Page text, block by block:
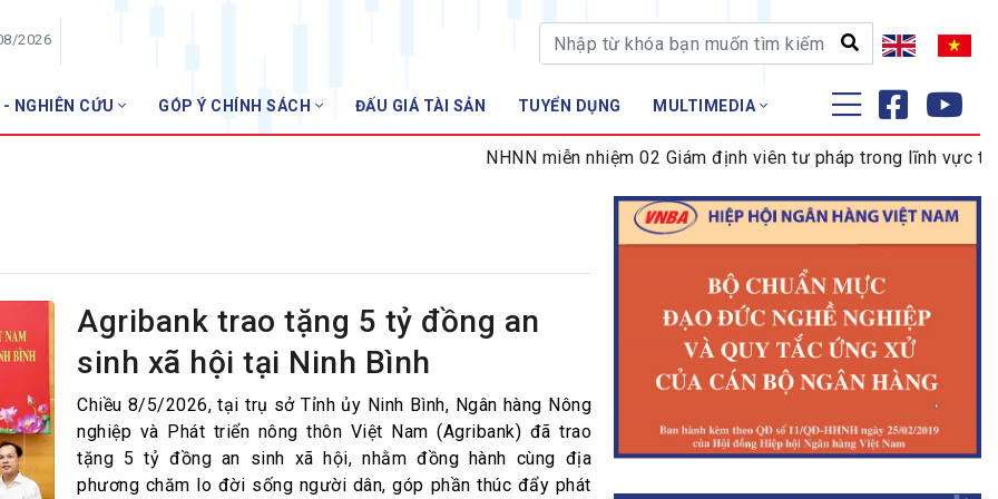
2026
NGHIÊN CỨU GÓP Ý CHÍNH SÁCH ĐẤU GIÁ TÀI SẢN TUYỂN DỤNG MULTIMEDIA
hàng
Tập huấn
NHNN miễn nhiệm 02 Giám định viên tư pháp trong lĩnh vực tiền
Agribank trao tặng 5 tỷ đồng an
sinh xã hội tại Ninh Bình
Chiều 8/5/2026, tại trụ sở Tỉnh ủy Ninh Bình, Ngân hàng Nông
nghiệp và Phát triển nông thôn Việt Nam (Agribank) đã trao
tặng 5 tỷ đồng an sinh xã hội, nhằm đồng hành cùng địa
phương chăm lo đời sống người dân, góp phần thúc đẩy phát